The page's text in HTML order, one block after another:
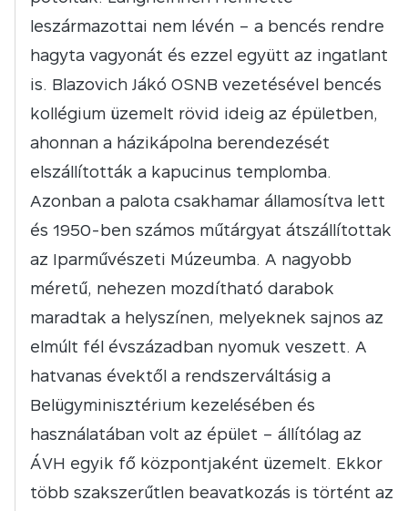
leszármazottai nem lévén – a bencés rendre
hagyta vagyonát és ezzel együtt az ingatlant
is. Blazovich Jákó OSNB vezetésével bencés
kollégium üzemelt rövid ideig az épületben,
ahonnan a házikápolna berendezését
elszállították a kapucinus templomba.
Azonban a palota csakhamar államosítva lett
és 1950-ben számos műtárgyat átszállítottak
az Iparművészeti Múzeumba. A nagyobb
méretű, nehezen mozdítható darabok
maradtak a helyszínen, melyeknek sajnos az
elmúlt fél évszázadban nyomuk veszett. A
hatvanas évektől a rendszerváltásig a
Belügyminisztérium kezelésében és
használatában volt az épület – állítólag az
ÁVH egyik fő központjaként üzemelt. Ekkor
több szakszerűtlen beavatkozás is történt az